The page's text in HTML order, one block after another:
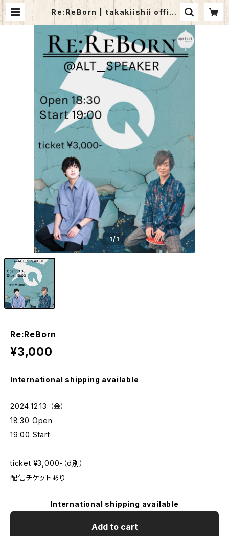
Re:ReBorn | takakiishii offici
al goods
1/1
Re:ReBorn
¥3,000
International shipping available
2024.12.13 （金）
18:30 Open
19:00 Start
ticket ¥3,000-（d別）
配信チケットあり
International shipping available
Add to cart